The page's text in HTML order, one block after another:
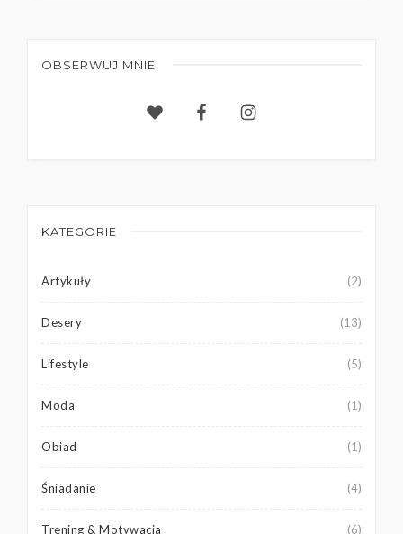
OBSERWUJ MNIE!
KATEGORIE
Artykuły (2)
Desery (13)
Lifestyle (5)
Moda (1)
Obiad (1)
Śniadanie (4)
Trening & Motywacja (6)